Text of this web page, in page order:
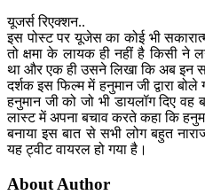
यूजर्स रिएक्शन..
इस पोस्ट पर यूजेस का कोई भी
तो क्षमा के लायक ही नहीं है किसी ने
था और एक ही उसने लिखा कि अब इन
दर्शक इस फिल्म में हनुमान जी द्वारा
हनुमान जी को जो भी डायलॉग दिए
लास्ट में अपना बचाव करते कहा कि
बनाया इस बात से सभी लोग बहुत
यह ट्वीट वायरल हो गया है।
About Author